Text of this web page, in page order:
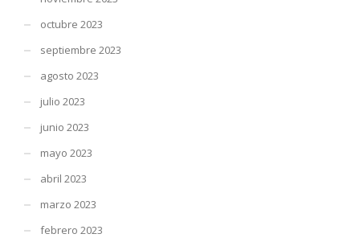
octubre 2023
septiembre 2023
agosto 2023
julio 2023
junio 2023
mayo 2023
abril 2023
marzo 2023
febrero 2023